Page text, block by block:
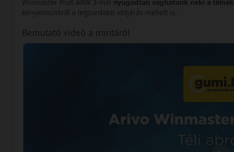
Winmaster ProX ARW 3-mal nyugodtan vághatunk neki a télnek
kényelmünkről a legzordabb időjárás mellett is.
Bemutató videó a mintáról